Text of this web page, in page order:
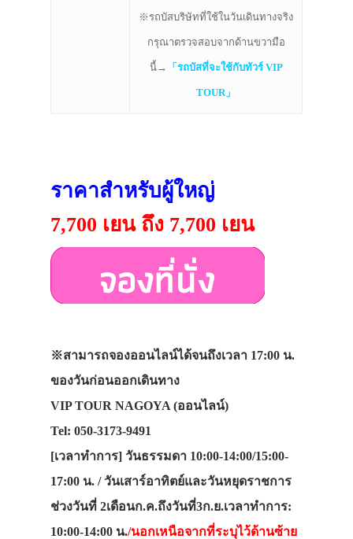
※รถบัสบริษัทที่ใช้ในวันเดินทางจริง
กรุณาตรวจสอบจากด้านขวามือ
นี้→ 「 รถบัสที่จะใช้กับทัวร์ VIP
TOUR」
ราคาสำหรับผู้ใหญ่
7,700 เยน ถึง 7,700 เยน
※สามารถจองออนไลน์ได้จนถึงเวลา 17:00 น.
ของวันก่อนออกเดินทาง
VIP TOUR NAGOYA (ออนไลน์)
Tel: 050-3173-9491
[เวลาทำการ] วันธรรมดา 10:00-14:00/15:00-
17:00 น. / วันเสาร์อาทิตย์และวันหยุดราชการ
ช่วงวันที่ 2เดือนก.ค.ถึงวันที่3ก.ย.เวลาทำการ:
10:00-14:00 น./นอกเหนือจากที่ระบุไว้ด้านซ้าย